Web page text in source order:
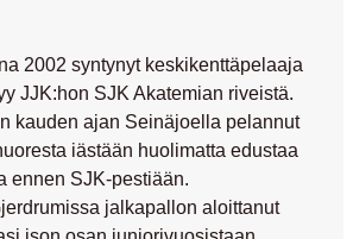
2002 syntynyt keskikenttäpelaaja
JJK:hon SJK Akatemian riveistä.
kauden ajan Seinäjoella pelannut
iästään huolimatta edustaa
ennen SJK-pestiään.
jalkapallon aloittanut